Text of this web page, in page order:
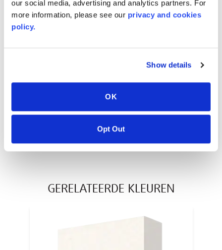
our social media, advertising and analytics partners. For
more information, please see our privacy and cookies
policy.
Show details
OK
Opt Out
DATUM GEPUBLICEERD:
EN
GERELATEERDE KLEUREN